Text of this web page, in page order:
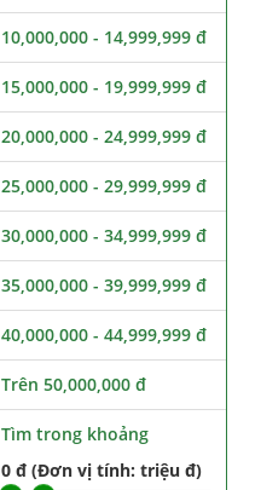
10,000,000 - 14,999,999 đ
15,000,000 - 19,999,999 đ
20,000,000 - 24,999,999 đ
25,000,000 - 29,999,999 đ
30,000,000 - 34,999,999 đ
35,000,000 - 39,999,999 đ
40,000,000 - 44,999,999 đ
Trên 50,000,000 đ
Tìm trong khoảng
0 đ (Đơn vị tính: triệu đ)